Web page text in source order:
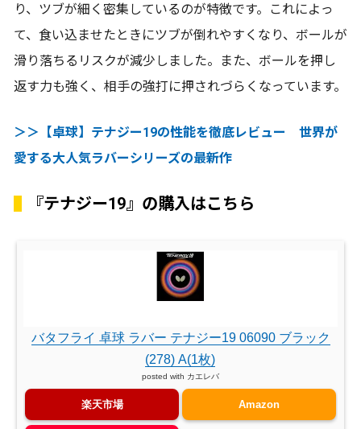
り、ツブが細く密集しているのが特徴です。これによっ
て、食い込ませたときにツブが倒れやすくなり、ボールが
滑り落ちるリスクが減少しました。また、ボールを押し
返す力も強く、相手の強打に押されづらくなっています。
＞＞【卓球】テナジー19の性能を徹底レビュー 世界が
愛する大人気ラバーシリーズの最新作
『テナジー19』の購入はこちら
バタフライ 卓球 ラバー テナジー19 06090 ブラック
(278) A(1枚)
posted with カエレバ
楽天市場 Amazon